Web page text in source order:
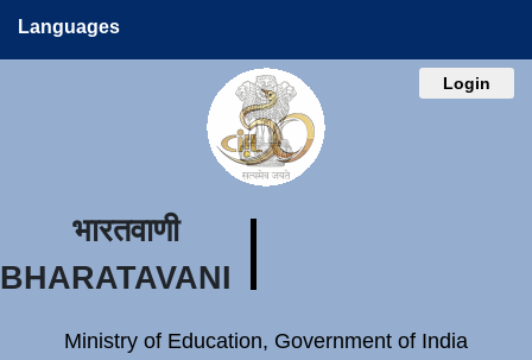
Languages
Login
भारतवाणी
BHARATAVANI
Ministry of Education, Government of India